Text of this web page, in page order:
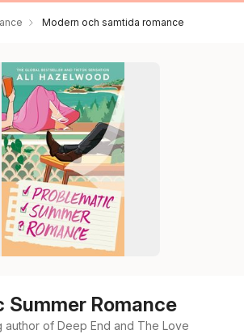
Modern och samtida romance
Summer Romance
author of Deep End and The Love